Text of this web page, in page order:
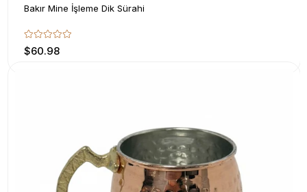
Bakır Mine İşleme Dik Sürahi
$60.98